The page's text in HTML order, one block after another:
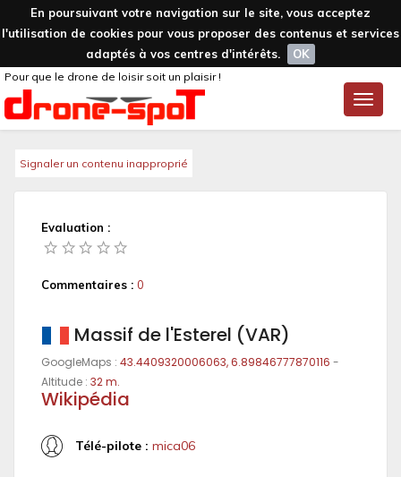
En poursuivant votre navigation sur le site, vous acceptez
l'utilisation de cookies pour vous proposer des contenus et services
adaptés à vos centres d'intérêts.
OK
Toggle
Pour que le drone de loisir soit un plaisir !
Signaler un contenu inapproprié
Evaluation :
Commentaires : 0
Massif de l'Esterel (VAR)
GoogleMaps : 43.4409320006063, 6.89846777870116 -
Altitude : 32 m.
Wikipédia
Télé-pilote : mica06